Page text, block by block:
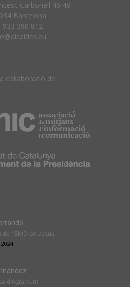
Carbonell 46-48
Barcelona
933 390 812
col·laboració de:
de l'EMD de Jesús
d'Agramunt